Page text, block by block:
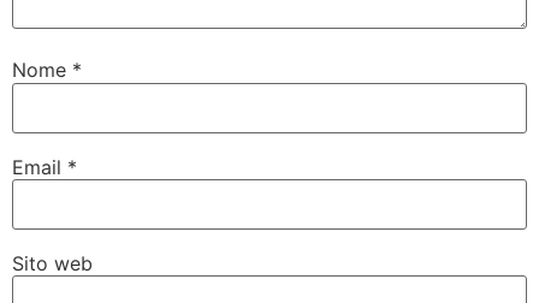
Nome *
Email *
Sito web